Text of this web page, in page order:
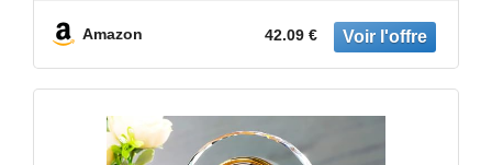
médecins, Amis
Amazon 42.09 €